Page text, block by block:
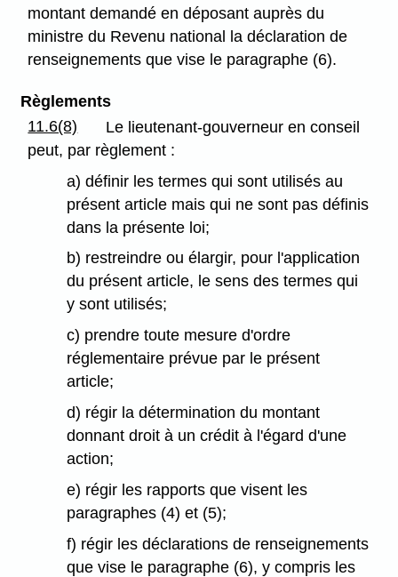
montant demandé en déposant auprès du
ministre du Revenu national la déclaration de
renseignements que vise le paragraphe (6).
Règlements
11.6(8)
Le lieutenant-gouverneur en conseil
peut, par règlement :
a) définir les termes qui sont utilisés au
présent article mais qui ne sont pas définis
dans la présente loi;
b) restreindre ou élargir, pour l'application
du présent article, le sens des termes qui
y sont utilisés;
c) prendre toute mesure d'ordre
réglementaire prévue par le présent
article;
d) régir la détermination du montant
donnant droit à un crédit à l'égard d'une
action;
e) régir les rapports que visent les
paragraphes (4) et (5);
f) régir les déclarations de renseignements
que vise le paragraphe (6), y compris les